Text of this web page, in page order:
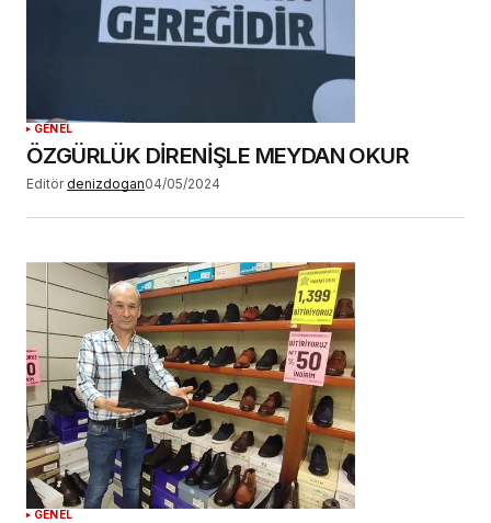
GENEL
ÖZGÜRLÜK DİRENİŞLE MEYDAN OKUR
Editör denizdogan04/05/2024
GENEL